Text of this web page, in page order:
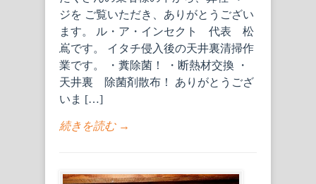
ジを ご覧いただき、ありがとうござい
ます。 ル・ア・インセクト 代表 松
嶌です。 イタチ侵入後の天井裏清掃作
業です。 ・糞除菌！ ・断熱材交換 ・
天井裏 除菌剤散布！ ありがとうござ
いま […]
続きを読む →